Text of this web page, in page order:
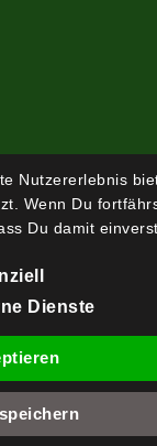
Nutzererlebnis
Wenn Du
Du damit
Dienste